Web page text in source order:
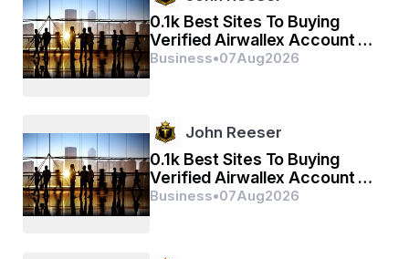
କବି କୋବିଦ କହି ସକୈ କହାଁ ତେ
ତୁମ ଉପକାର ସୁଗ୍ରୀୱହିଁ କୀହ୍ନା
ତୁହ୍ମରୋ ମନ୍ତ୍ର ବିଭୀଷଣ ମାନା
ଲଙ୍କେଶ୍ଵର ଭୟେ ସବ ଜଗ ଜାନା
0.1k Best Sites To Buying
Verified Airwallex Account In
(2026)
Business•07Aug2026
John Reeser
0.1k Best Sites To Buying
Verified Airwallex Account In
(2026)
Business•07Aug2026